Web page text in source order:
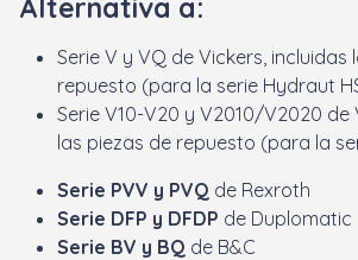
Alternativa a:
Serie V y VQ de Vickers, incluidas
repuesto (para la serie Hydraut
Serie V10-V20 y V2010/V2020 de
las piezas de repuesto (para la
Serie PVV y PVQ de Rexroth
Serie DFP y DFDP de Duplomatic
Serie BV y BQ de B&C